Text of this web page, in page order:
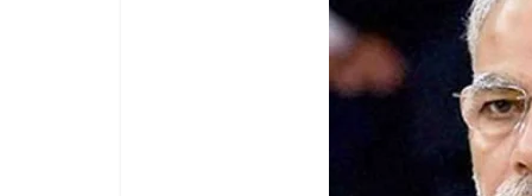
शराब और पान की दुकानों को
दो हफ्ते के लिए बढ़ाया